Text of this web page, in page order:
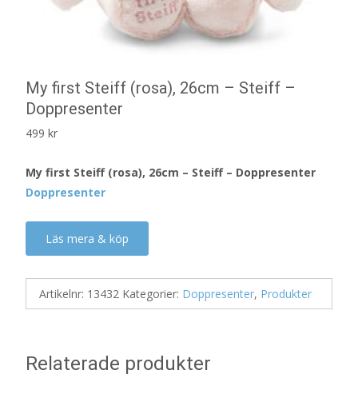
My first Steiff (rosa), 26cm – Steiff –
Doppresenter
499 kr
My first Steiff (rosa), 26cm – Steiff – Doppresenter
Doppresenter
Läs mera & köp
Artikelnr: 13432 Kategorier: Doppresenter, Produkter
Relaterade produkter